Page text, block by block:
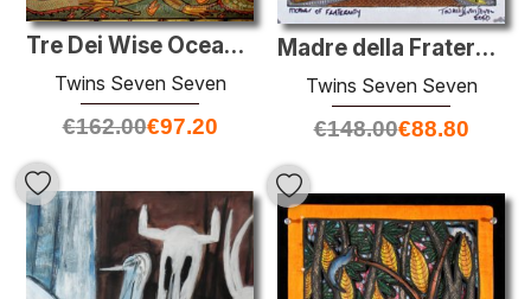
Madre della Fraternità
Twins Seven Seven
€148.00€88.80
Tre Dei Wise Ocean: aria, mare, natura controller
Twins Seven Seven
€162.00€97.20